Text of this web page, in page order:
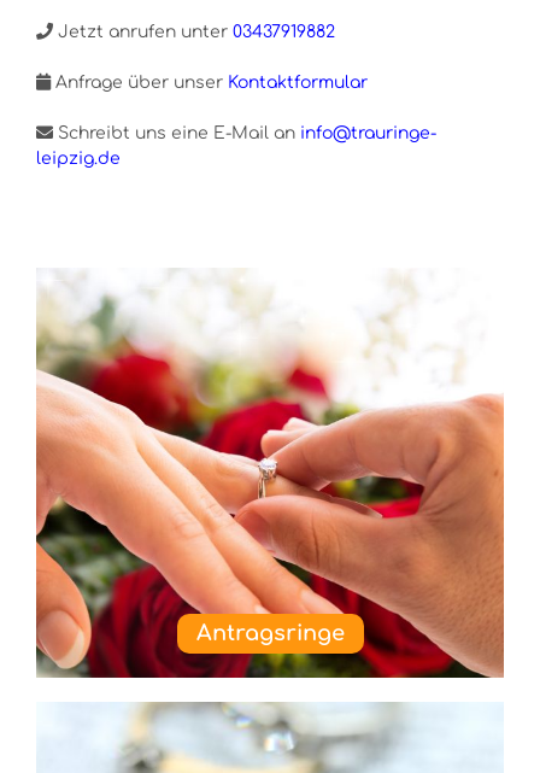
Jetzt anrufen unter 03437919882
Anfrage über unser Kontaktformular
Schreibt uns eine E-Mail an info@trauringe-
leipzig.de
Antragsringe